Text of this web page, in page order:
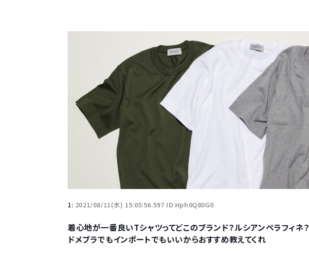
1: 2021/08/11(水) 15:05:56.597 ID:Hph0Q80G0
着心地が一番良いTシャツってどこのブランド？ルシアンペラフィネ？
ドメブラでもインポートでもいいからおすすめ教えてくれ